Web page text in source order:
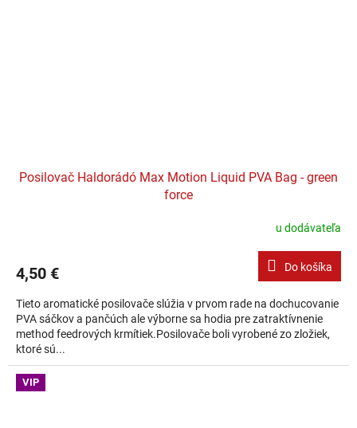
Posilovač Haldorádó Max Motion Liquid PVA Bag - green
force
u dodávateľa
4,50 € Do košíka
Tieto aromatické posilovače slúžia v prvom rade na dochucovanie
PVA sáčkov a pančúch ale výborne sa hodia pre zatraktívnenie
method feedrových krmítiek.Posilovače boli vyrobené zo zložiek,
ktoré sú...
VIP